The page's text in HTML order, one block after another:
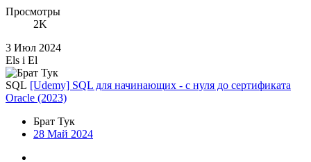
Просмотры
2K
3 Июл 2024
Els i El
SQL [Udemy] SQL для начинающих - с нуля до сертификата
Oracle (2023)
Брат Тук
28 Май 2024